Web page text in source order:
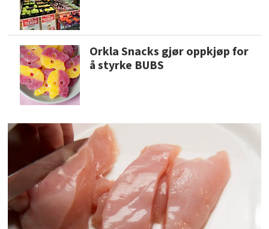
Orkla Snacks gjør oppkjøp for
å styrke BUBS